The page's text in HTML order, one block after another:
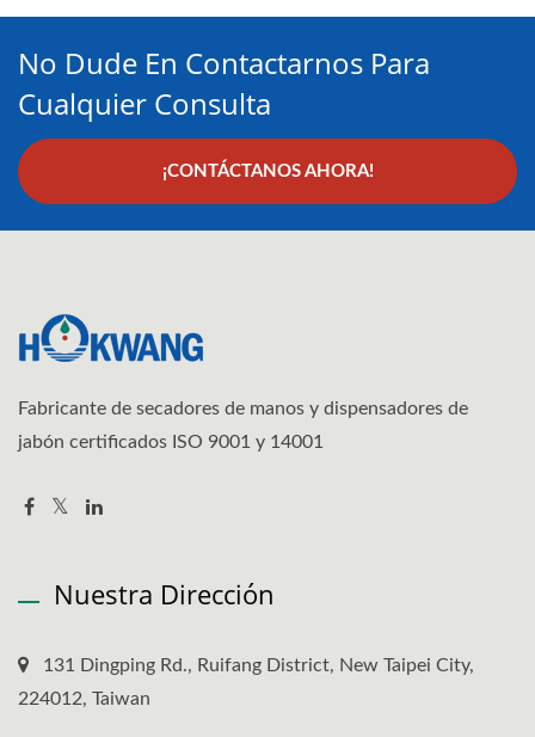
No Dude En Contactarnos Para
Cualquier Consulta
¡CONTÁCTANOS AHORA!
Fabricante de secadores de manos y dispensadores de
jabón certificados ISO 9001 y 14001
Nuestra Dirección
131 Dingping Rd., Ruifang District, New Taipei City,
224012, Taiwan